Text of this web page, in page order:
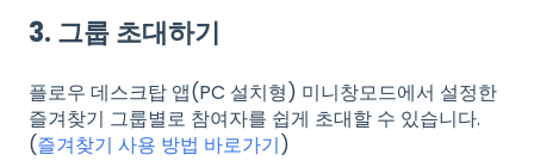
3. 그룹 초대하기
플로우 데스크탑 앱(PC 설치형) 미니창모드에서 설정한
즐겨찾기 그룹별로 참여자를 쉽게 초대할 수 있습니다.
(즐겨찾기 사용 방법 바로가기)